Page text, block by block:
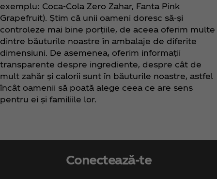
exemplu: Coca‑Cola Zero Zahar, Fanta Pink
Grapefruit). Știm că unii oameni doresc să-și
controleze mai bine porțiile, de aceea oferim multe
dintre băuturile noastre în ambalaje de diferite
dimensiuni. De asemenea, oferim informații
transparente despre ingrediente, despre cât de
mult zahăr și calorii sunt în băuturile noastre, astfel
încât oamenii să poată alege ceea ce are sens
pentru ei și familiile lor.
Conectează-te